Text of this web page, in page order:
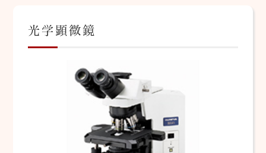
光学顕微鏡